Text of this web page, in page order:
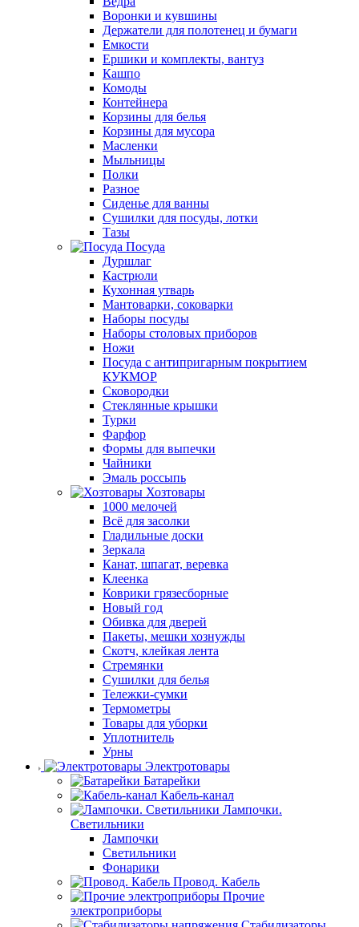
Воронки и кувшины
Держатели для полотенец и бумаги
Емкости
Ершики и комплекты, вантуз
Кашпо
Комоды
Контейнера
Корзины для белья
Корзины для мусора
Масленки
Мыльницы
Полки
Разное
Сиденье для ванны
Сушилки для посуды, лотки
Тазы
Посуда
Дуршлаг
Кастрюли
Кухонная утварь
Мантоварки, соковарки
Наборы посуды
Наборы столовых приборов
Ножи
Посуда с антипригарным покрытием
КУКМОР
Сковородки
Стеклянные крышки
Турки
Фарфор
Формы для выпечки
Чайники
Эмаль россыпь
Хозтовары
1000 мелочей
Всё для засолки
Гладильные доски
Зеркала
Канат, шпагат, веревка
Клеенка
Коврики грязесборные
Новый год
Обивка для дверей
Пакеты, мешки хознужды
Скотч, клейкая лента
Стремянки
Сушилки для белья
Тележки-сумки
Термометры
Товары для уборки
Уплотнитель
Урны
Электротовары
Батарейки
Кабель-канал
Лампочки.
Светильники
Лампочки
Светильники
Фонарики
Провод. Кабель
Прочие
электроприборы